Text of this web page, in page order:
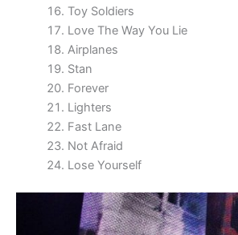
Toy Soldiers
Love The Way You Lie
Airplanes
Stan
Forever
Lighters
Fast Lane
Not Afraid
Lose Yourself